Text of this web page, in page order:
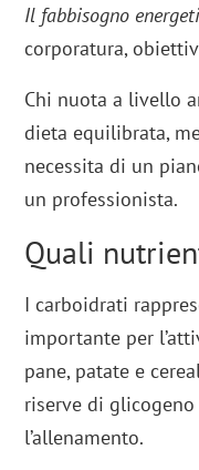
Il fabbisogno
corporatura,
Chi nuota a livello
dieta equilibrata,
necessita di un
un professionista.
Quali
I carboidrati
importante per
pane, patate e
riserve di
l’allenamento.